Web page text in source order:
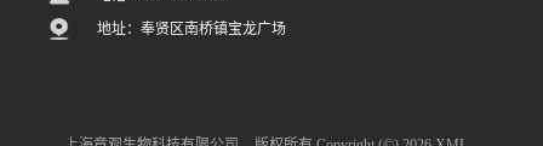
地址：奉贤区南桥镇宝龙广场